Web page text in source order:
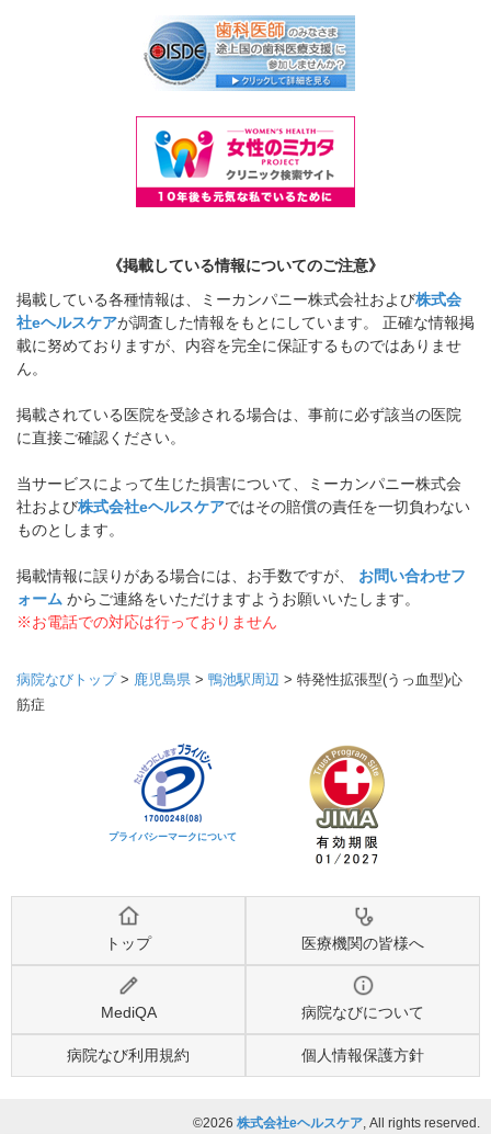
《掲載している情報についてのご注意》
掲載している各種情報は、ミーカンパニー株式会社および株式会
社eヘルスケアが調査した情報をもとにしています。 正確な情報掲
載に努めておりますが、内容を完全に保証するものではありませ
ん。
掲載されている医院を受診される場合は、事前に必ず該当の医院
に直接ご確認ください。
当サービスによって生じた損害について、ミーカンパニー株式会
社および株式会社eヘルスケアではその賠償の責任を一切負わない
ものとします。
掲載情報に誤りがある場合には、お手数ですが、 お問い合わせフ
ォーム からご連絡をいただけますようお願いいたします。
※お電話での対応は行っておりません
病院なびトップ> 鹿児島県 > 鴨池駅周辺 > 特発性拡張型(うっ血型)心
筋症
プライバシーマークについて
トップ 医療機関の皆様へ
MediQA 病院なびについて
病院なび利用規約 個人情報保護方針
©2026 株式会社eヘルスケア, All rights reserved.